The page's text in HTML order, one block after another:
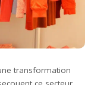
transformation